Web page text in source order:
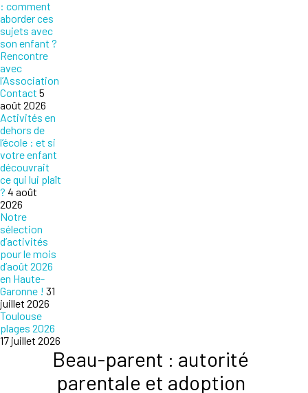
: comment
aborder ces
sujets avec
son enfant ?
Rencontre
avec
l’Association
Contact 5
août 2026
Activités en
dehors de
l’école : et si
votre enfant
découvrait
ce qui lui plaît
? 4 août
2026
Notre
sélection
d’activités
pour le mois
d’août 2026
en Haute-
Garonne ! 31
juillet 2026
Toulouse
plages 2026
17 juillet 2026
Beau-parent : autorité
parentale et adoption